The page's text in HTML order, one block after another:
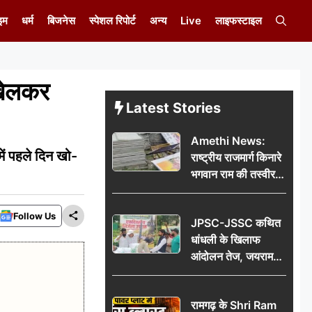
धर्म बिजनेस स्पेशल रिपोर्ट अन्य Live लाइफस्टाइल
में पहले दिन खो-
Follow Us
Latest Stories
Amethi News:
राष्ट्रीय राजमार्ग किनारे
भगवान राम की तस्वीर
वाले बोर्डों पर गंदगी,
JPSC-JSSC कथित
धांधली के खिलाफ
आंदोलन तेज, जयराम
महतो का एक दिवसीय
रामगढ़ के Shri Ram